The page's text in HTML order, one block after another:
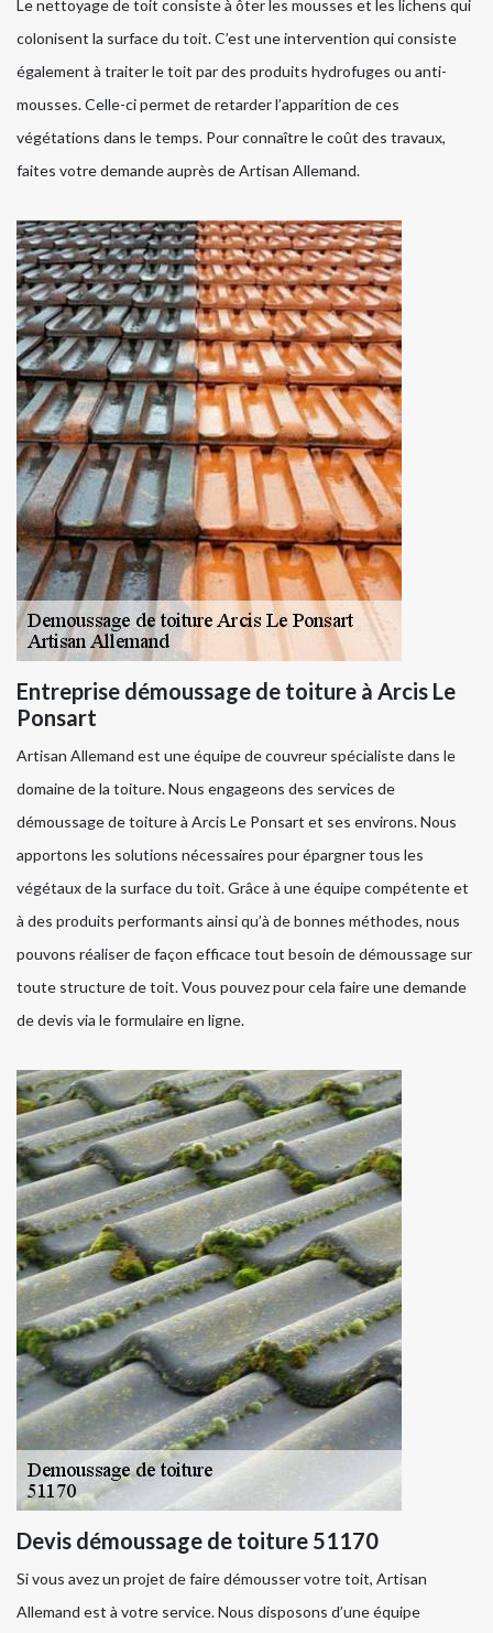
Le nettoyage de toit consiste à ôter les mousses et les lichens qui
colonisent la surface du toit. C’est une intervention qui consiste
également à traiter le toit par des produits hydrofuges ou anti-
mousses. Celle-ci permet de retarder l’apparition de ces
végétations dans le temps. Pour connaître le coût des travaux,
faites votre demande auprès de Artisan Allemand.
Entreprise démoussage de toiture à Arcis Le
Ponsart
Artisan Allemand est une équipe de couvreur spécialiste dans le
domaine de la toiture. Nous engageons des services de
démoussage de toiture à Arcis Le Ponsart et ses environs. Nous
apportons les solutions nécessaires pour épargner tous les
végétaux de la surface du toit. Grâce à une équipe compétente et
à des produits performants ainsi qu’à de bonnes méthodes, nous
pouvons réaliser de façon efficace tout besoin de démoussage sur
toute structure de toit. Vous pouvez pour cela faire une demande
de devis via le formulaire en ligne.
Devis démoussage de toiture 51170
Si vous avez un projet de faire démousser votre toit, Artisan
Allemand est à votre service. Nous disposons d’une équipe